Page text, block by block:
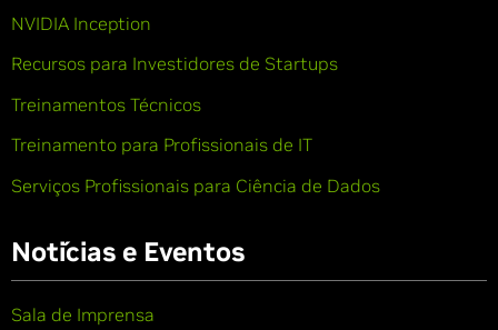
NVIDIA Inception
Recursos para Investidores de Startups
Treinamentos Técnicos
Treinamento para Profissionais de IT
Serviços Profissionais para Ciência de Dados
Notícias e Eventos
Sala de Imprensa